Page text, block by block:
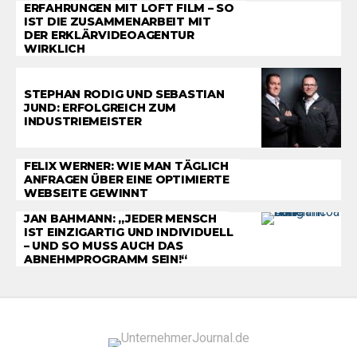
ERFAHRUNGEN MIT LOFT FILM – SO
IST DIE ZUSAMMENARBEIT MIT
DER ERKLÄRVIDEOAGENTUR
WIRKLICH
STEPHAN RODIG UND SEBASTIAN
JUND: ERFOLGREICH ZUM
INDUSTRIEMEISTER
FELIX WERNER: WIE MAN TÄGLICH
ANFRAGEN ÜBER EINE OPTIMIERTE
WEBSEITE GEWINNT
JAN BAHMANN: „JEDER MENSCH
IST EINZIGARTIG UND INDIVIDUELL
– UND SO MUSS AUCH DAS
ABNEHMPROGRAMM SEIN!“